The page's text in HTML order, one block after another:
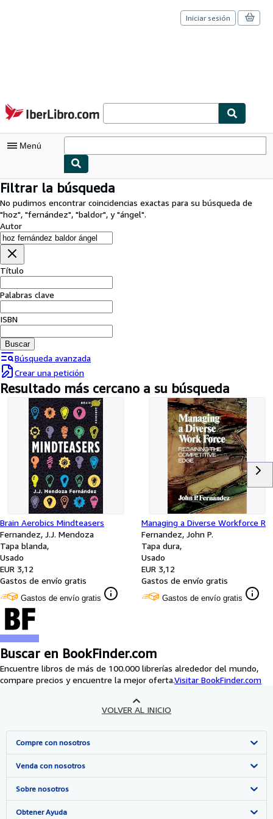
Pasar al contenido principal
IberLibro.com
Iniciar sesión
Menú
Mi cuenta
Consultar mis pedidos
Cerrar sesión
Búsqueda avanzada
Colecciones
Libros antiguos
Arte y coleccionismo
Vendedores
Comenzar a vender
Ayuda
Filtrar la búsqueda
No pudimos encontrar coincidencias exactas para su búsqueda de
"hoz", "fernández", "baldor", y "ángel".
Autor
Título
Palabras clave
ISBN
Buscar
Búsqueda avanzada
Crear una petición
Resultado más cercano a su búsqueda
Brain Aerobics Mindteasers
Fernandez, J.J. Mendoza
Tapa blanda
Usado
EUR 3,12
Gastos de envío gratis
Gastos de envío gratis
Managing a Diverse Workforce R
Fernandez, John P.
Tapa dura
Usado
EUR 3,12
Gastos de envío gratis
Gastos de envío gratis
Buscar en BookFinder.com
Encuentre libros de más de 100.000 librerías alrededor del mundo,
compare precios y encuentre la mejor oferta.Visitar BookFinder.com
VOLVER AL INICIO
Compre con nosotros
Búsqueda avanzada
Colecciones
Mi cuenta
Venda con nosotros
Comenzar a vender
Únase a nuestro programa de afiliados
Sobre nosotros
Sobre IberLibro
Obtener Ayuda